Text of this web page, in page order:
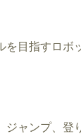
を目指すロボ
ジャンプ、登